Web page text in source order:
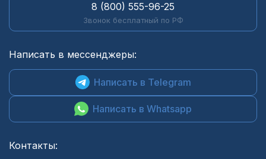
8 (800) 555-96-25
Звонок бесплатный по РФ
Написать в мессенджеры:
Написать в Telegram
Написать в Whatsapp
Контакты: